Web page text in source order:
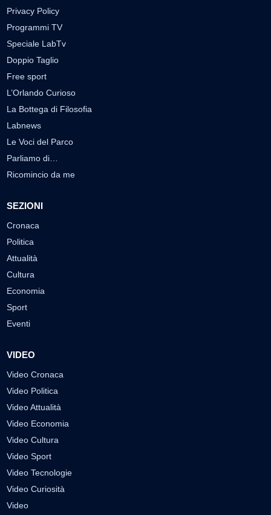
Privacy Policy
Programmi TV
Speciale LabTv
Doppio Taglio
Free sport
L’Orlando Curioso
La Bottega di Filosofia
Labnews
Le Voci del Parco
Parliamo di…
Ricomincio da me
SEZIONI
Cronaca
Politica
Attualità
Cultura
Economia
Sport
Eventi
VIDEO
Video Cronaca
Video Politica
Video Attualità
Video Economia
Video Cultura
Video Sport
Video Tecnologie
Video Curiosità
Video